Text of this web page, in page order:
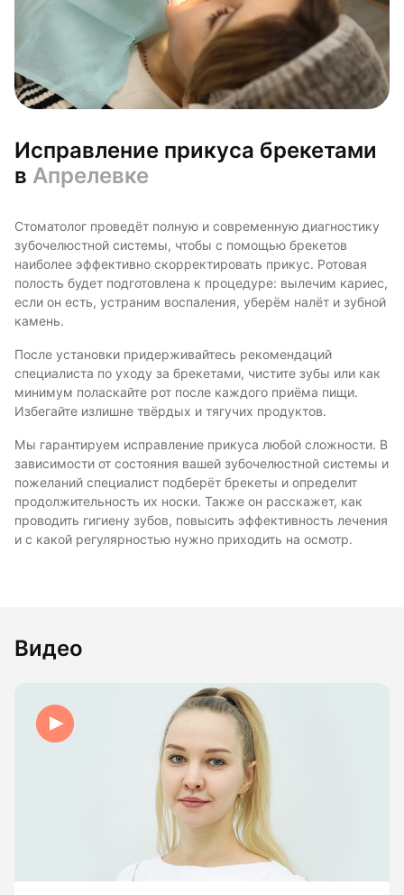
Исправление прикуса брекетами
в Апрелевке
Стоматолог проведёт полную и современную диагностику
зубочелюстной системы, чтобы с помощью брекетов
наиболее эффективно скорректировать прикус. Ротовая
полость будет подготовлена к процедуре: вылечим кариес,
если он есть, устраним воспаления, уберём налёт и зубной
камень.
После установки придерживайтесь рекомендаций
специалиста по уходу за брекетами, чистите зубы или как
минимум поласкайте рот после каждого приёма пищи.
Избегайте излишне твёрдых и тягучих продуктов.
Мы гарантируем исправление прикуса любой сложности. В
зависимости от состояния вашей зубочелюстной системы и
пожеланий специалист подберёт брекеты и определит
продолжительность их носки. Также он расскажет, как
проводить гигиену зубов, повысить эффективность лечения
и с какой регулярностью нужно приходить на осмотр.
Видео